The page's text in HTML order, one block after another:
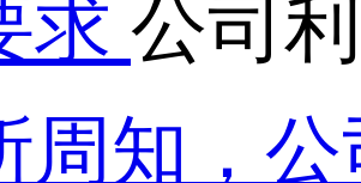
公司
周知，